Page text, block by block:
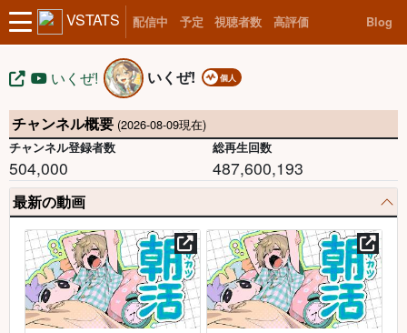
VSTATS 配信中 予定 視聴者数 高評価 Blog
いくぜ! いくぜ! 個人
チャンネル概要 (2026-08-09現在)
チャンネル登録者数
504,000
総再生回数
487,600,193
最新の動画